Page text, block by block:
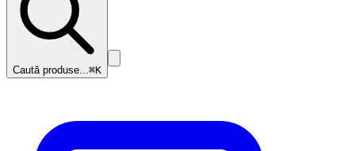
Caută produse...⌘K